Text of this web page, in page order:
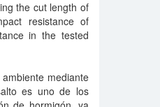
the cut length of
resistance of
in the tested
mediante
es uno de los